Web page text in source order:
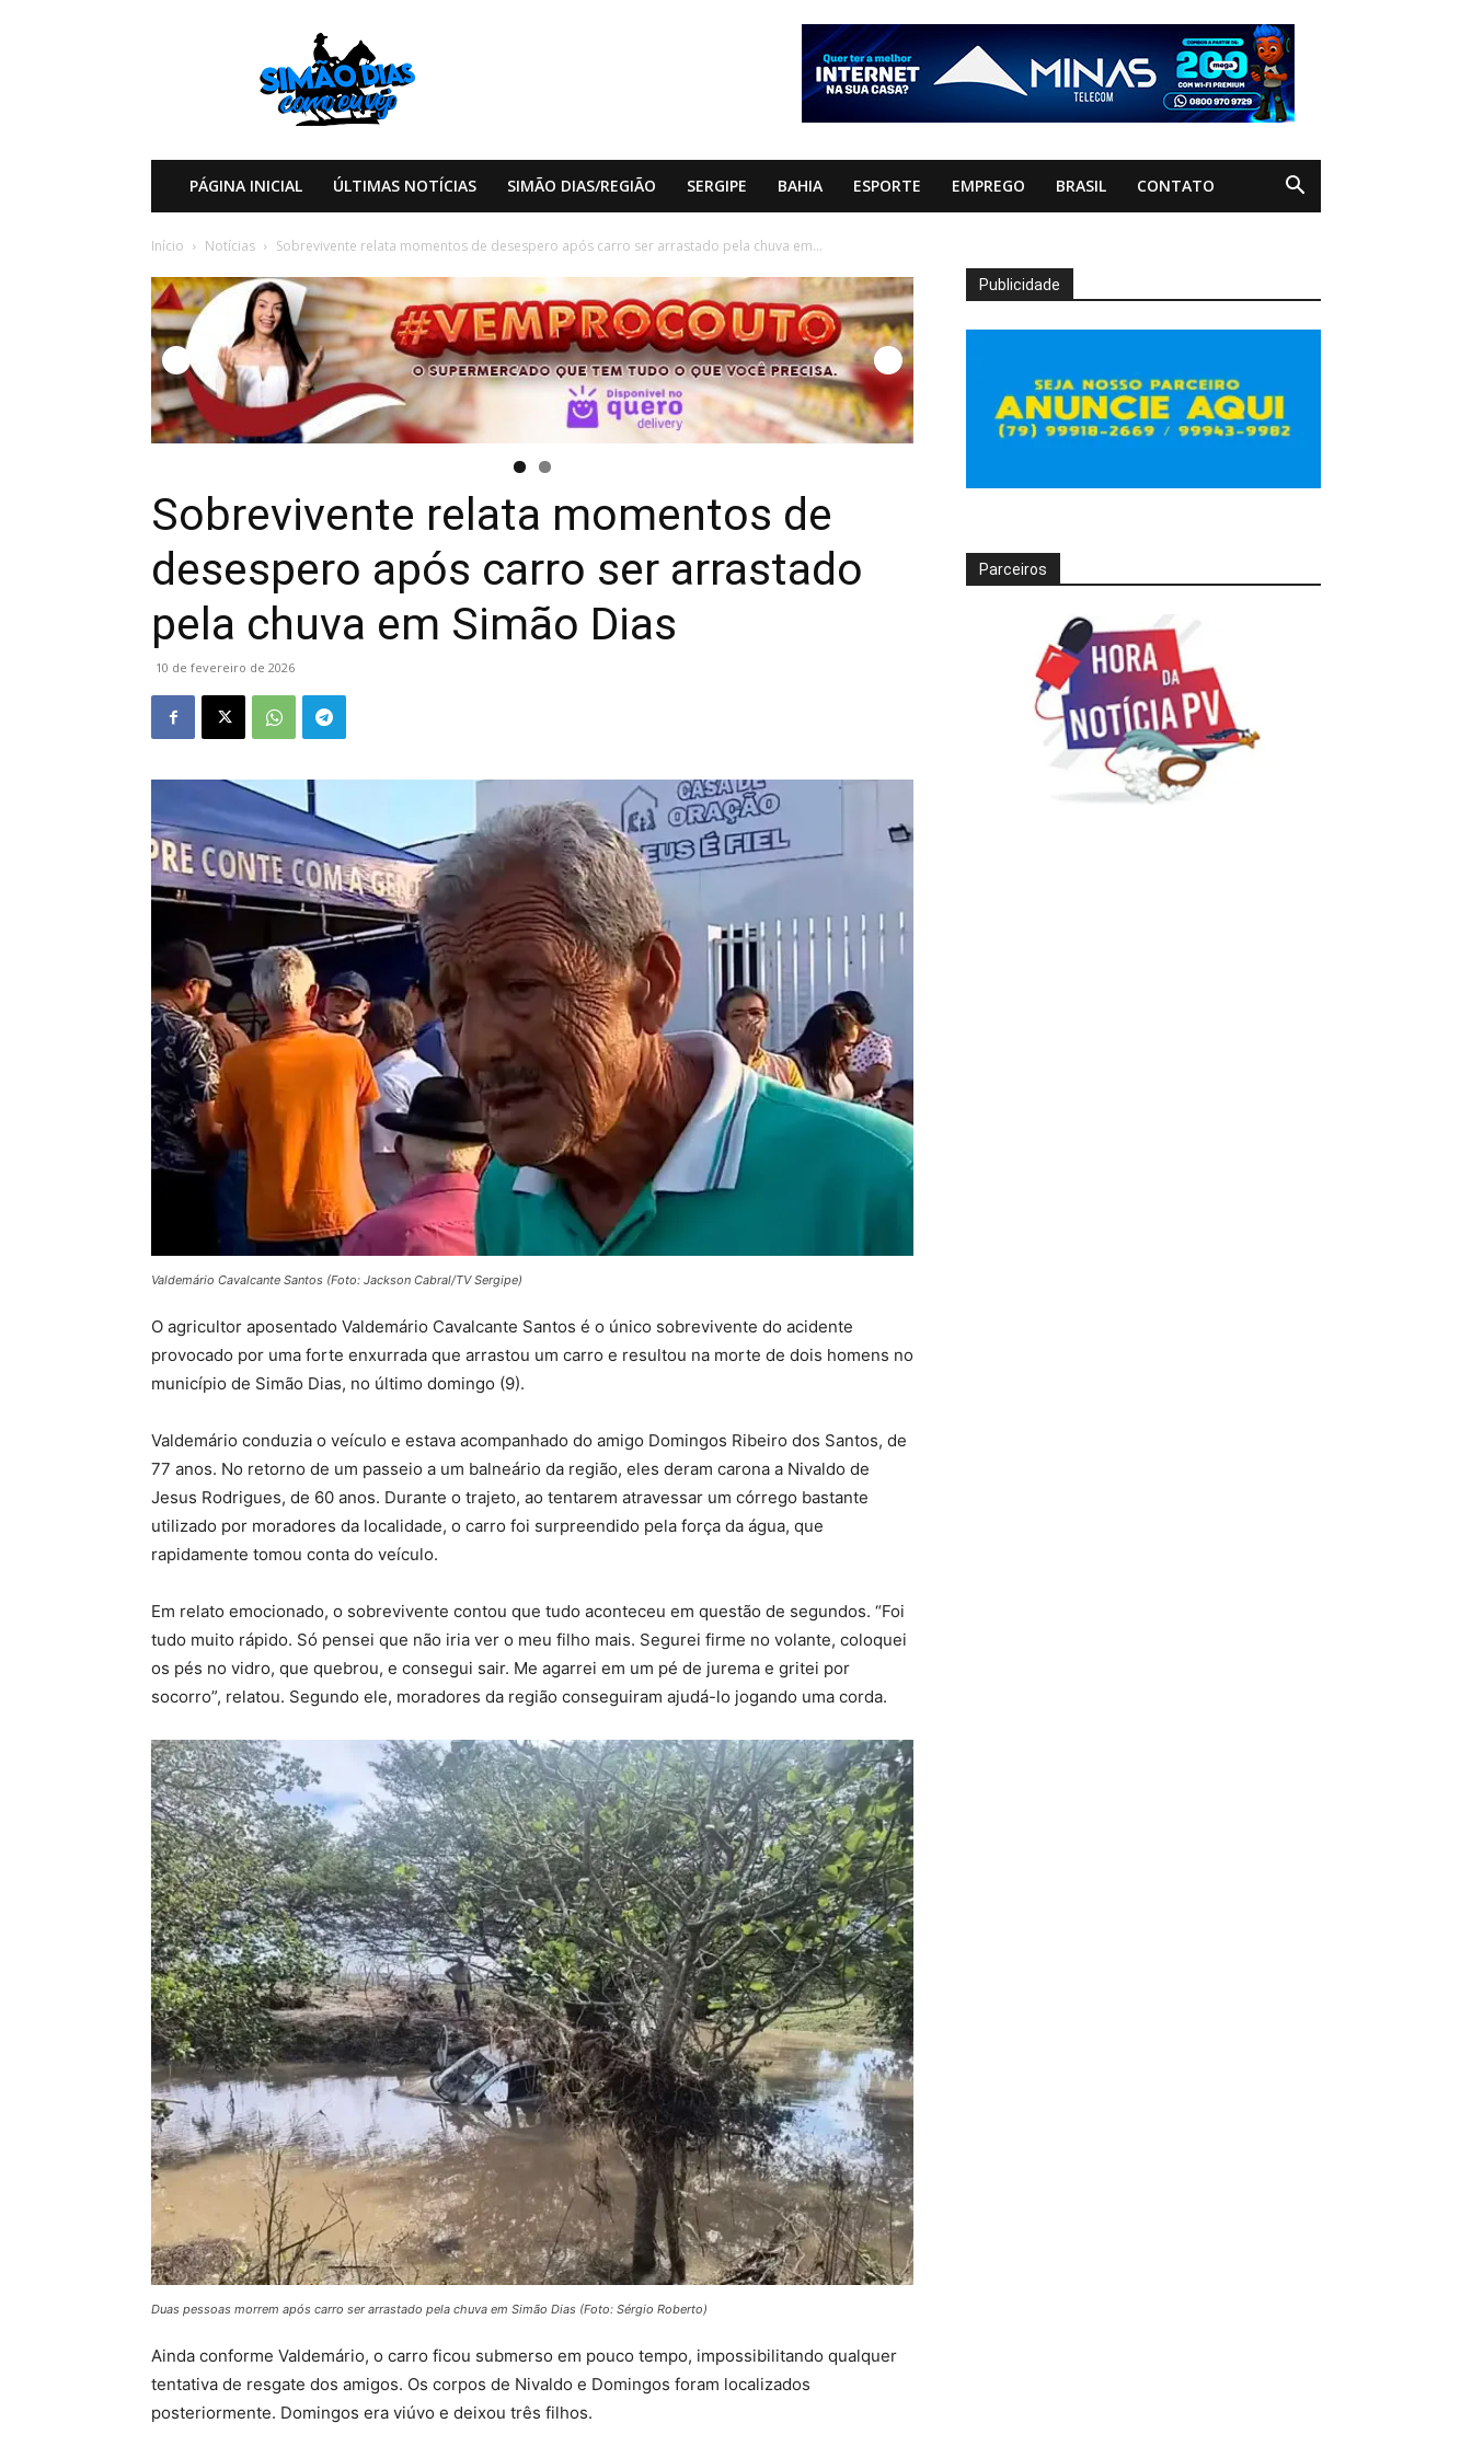
PÁGINA INICIAL ÚLTIMAS NOTÍCIAS SIMÃO DIAS/REGIÃO SERGIPE BAHIA ESPORTE EMPREGO BRASIL CONTATO
Início Notícias Sobrevivente relata momentos de desespero após carro ser arrastado pela chuva em...
Sobrevivente relata momentos de
desespero após carro ser arrastado
pela chuva em Simão Dias
10 de fevereiro de 2026
Valdemário Cavalcante Santos (Foto: Jackson Cabral/TV Sergipe)
O agricultor aposentado Valdemário Cavalcante Santos é o único sobrevivente do acidente
provocado por uma forte enxurrada que arrastou um carro e resultou na morte de dois homens no
município de Simão Dias, no último domingo (9).
Valdemário conduzia o veículo e estava acompanhado do amigo Domingos Ribeiro dos Santos, de
77 anos. No retorno de um passeio a um balneário da região, eles deram carona a Nivaldo de
Jesus Rodrigues, de 60 anos. Durante o trajeto, ao tentarem atravessar um córrego bastante
utilizado por moradores da localidade, o carro foi surpreendido pela força da água, que
rapidamente tomou conta do veículo.
Em relato emocionado, o sobrevivente contou que tudo aconteceu em questão de segundos. “Foi
tudo muito rápido. Só pensei que não iria ver o meu filho mais. Segurei firme no volante, coloquei
os pés no vidro, que quebrou, e consegui sair. Me agarrei em um pé de jurema e gritei por
socorro”, relatou. Segundo ele, moradores da região conseguiram ajudá-lo jogando uma corda.
Duas pessoas morrem após carro ser arrastado pela chuva em Simão Dias (Foto: Sérgio Roberto)
Ainda conforme Valdemário, o carro ficou submerso em pouco tempo, impossibilitando qualquer
tentativa de resgate dos amigos. Os corpos de Nivaldo e Domingos foram localizados
posteriormente. Domingos era viúvo e deixou três filhos.
Publicidade
Parceiros